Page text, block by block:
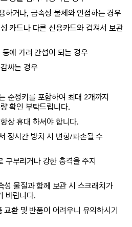
하거나, 금속성 물체와 인접하는 경우
카드나 다른 신용카드와 겹쳐서 보관
등에 가려 간섭이 되는 경우
싸는 경우
순정키를 포함하여 최대 2개까지
확인 부탁드립니다.
상 휴대 하셔야 합니다.
장시간 방치 시 변형/파손될 수
구부리거나 강한 충격을 주지
성 물질과 함께 보관 시 스크래치가
바랍니다.
교환 및 반품이 어려우니 유의하시기